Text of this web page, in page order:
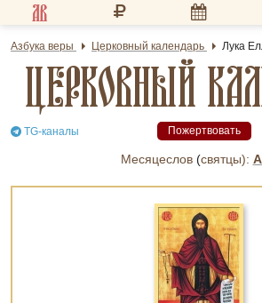
Разделы
«Азбука
Гид
Календарь
Азбука веры Церковный календарь Лука
ЦЕРКОВНЫЙ
TG-каналы Пожертвовать
Месяцеслов(cвятцы):